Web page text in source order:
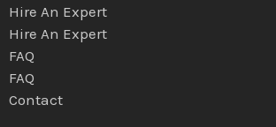
Hire An Expert
Hire An Expert
FAQ
FAQ
Contact